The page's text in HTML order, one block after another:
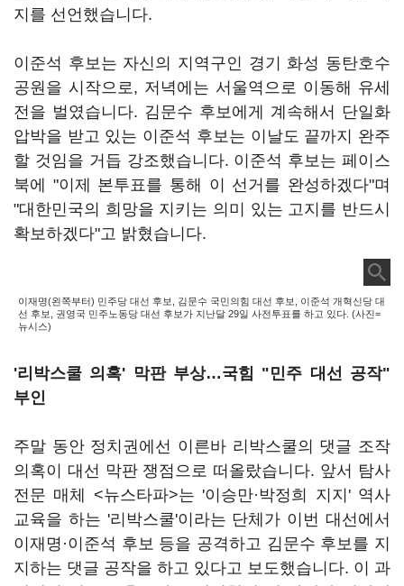
지를 선언했습니다.
이준석 후보는 자신의 지역구인 경기 화성 동탄호수
공원을 시작으로, 저녁에는 서울역으로 이동해 유세
전을 벌였습니다. 김문수 후보에게 계속해서 단일화
압박을 받고 있는 이준석 후보는 이날도 끝까지 완주
할 것임을 거듭 강조했습니다. 이준석 후보는 페이스
북에 "이제 본투표를 통해 이 선거를 완성하겠다"며
"대한민국의 희망을 지키는 의미 있는 고지를 반드시
확보하겠다"고 밝혔습니다.
이재명(왼쪽부터) 민주당 대선 후보, 김문수 국민의힘 대선 후보, 이준석 개혁신당 대
선 후보, 권영국 민주노동당 대선 후보가 지난달 29일 사전투표를 하고 있다. (사진=
뉴시스)
'리박스쿨 의혹' 막판 부상…국힘 "민주 대선 공작"
부인
주말 동안 정치권에선 이른바 리박스쿨의 댓글 조작
의혹이 대선 막판 쟁점으로 떠올랐습니다. 앞서 탐사
전문 매체 <뉴스타파>는 '이승만·박정희 지지' 역사
교육을 하는 '리박스쿨'이라는 단체가 이번 대선에서
이재명·이준석 후보 등을 공격하고 김문수 후보를 지
지하는 댓글 공작을 하고 있다고 보도했습니다. 이 과